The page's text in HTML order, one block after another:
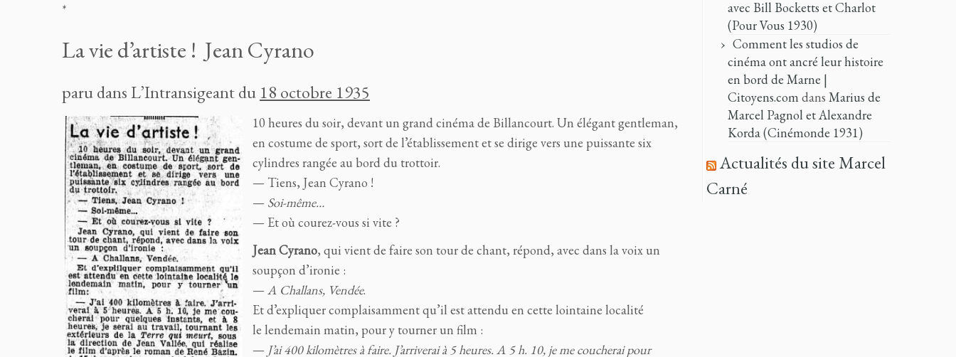
*
La vie d’artiste ! Jean Cyrano
paru dans L’Intransigeant du 18 octobre 1935
10 heures du soir, devant un grand cinéma de Billancourt. Un élégant gentleman,
en costume de sport, sort de l’établissement et se dirige vers une puissante six
cylindres rangée au bord du trottoir.
— Tiens, Jean Cyrano !
— Soi-même…
— Et où courez-vous si vite ?
Jean Cyrano, qui vient de faire son tour de chant, répond, avec dans la voix un
soupçon d’ironie :
—A Challans, Vendée.
Et d’expliquer complaisamment qu’il est attendu en cette lointaine localité
le lendemain matin, pour y tourner un film :
— J’ai 400 kilomètres à faire. J’arriverai à 5 heures. A 5 h. 10, je me coucherai pour
avec Bill Bocketts et Charlot
(Pour Vous 1930)
Comment les studios de
cinéma ont ancré leur histoire
en bord de Marne |
Citoyens.comdans Marius de
Marcel Pagnol et Alexandre
Korda (Cinémonde 1931)
Actualités du site Marcel
Carné